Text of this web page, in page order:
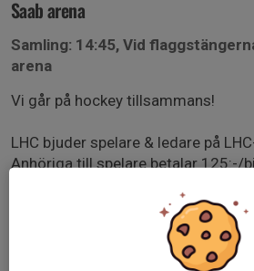
Saab arena
Samling: 14:45, Vid
arena
Vi går på hockey tillsammans!
LHC bjuder spelare & ledare på
Anhöriga till spelare betalar 125:-/
(utöver spelarens). Kallade ledare